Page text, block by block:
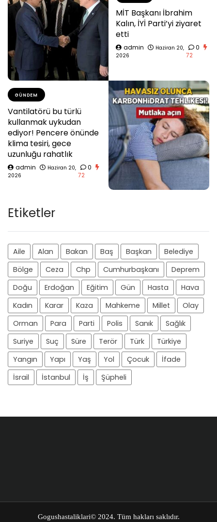
MİT Başkanı İbrahim
Kalın, İYİ Parti’yi ziyaret
etti
admin
Haziran 20,
2026
0
72
GÜNDEM
Vantilatörü bu türlü
kullanmak uykudan
ediyor! Pencere önünde
klima tesiri, gece
uzunluğu rahatlık
admin
Haziran 20,
2026
0
72
Etiketler
Aile Alan Bakan Baş Başkan
Belediye
Bölge
Ceza Chp Cumhurbaşkanı
Deprem
Doğu
Erdoğan Eğitim Gün Hasta
Hava
Kadın
Karar Kaza Mahkeme Millet
Olay
Orman
Para Parti Polis Sanık
Sağlık
Suriye
Suç Süre Terör Türk
Türkiye
Yangın
Yapı Yaş Yol Çocuk
İfade
İsrail
İstanbul İş Şüpheli
Gogushastaliklari© 2024. Tüm hakları saklıdır.